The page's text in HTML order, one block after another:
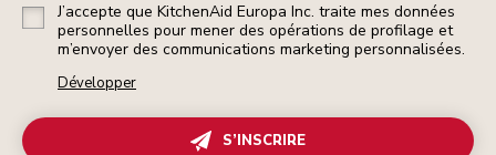
J’accepte que KitchenAid Europa Inc. traite mes données
personnelles pour mener des opérations de profilage et
m’envoyer des communications marketing personnalisées.
Développer
S’INSCRIRE